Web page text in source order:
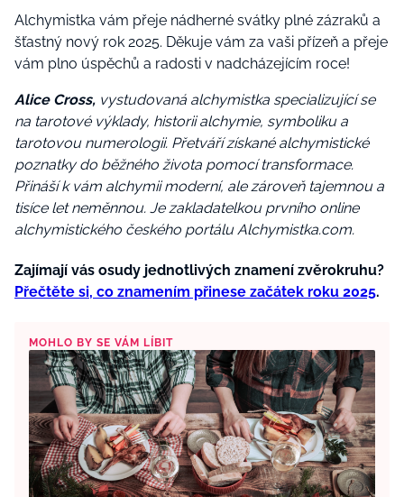
Alchymistka vám přeje nádherné svátky plné zázraků a
šťastný nový rok 2025. Děkuje vám za vaši přízeň a přeje
vám plno úspěchů a radosti v nadcházejícím roce!
Alice Cross, vystudovaná alchymistka specializující se
na tarotové výklady, historii alchymie, symboliku a
tarotovou numerologii. Přetváří získané alchymistické
poznatky do běžného života pomocí transformace.
Přináší k vám alchymii moderní, ale zároveň tajemnou a
tisíce let neměnnou. Je zakladatelkou prvního online
alchymistického českého portálu Alchymistka.com.
Zajímají vás osudy jednotlivých znamení zvěrokruhu?
Přečtěte si, co znamením přinese začátek roku 2025.
MOHLO BY SE VÁM LÍBIT